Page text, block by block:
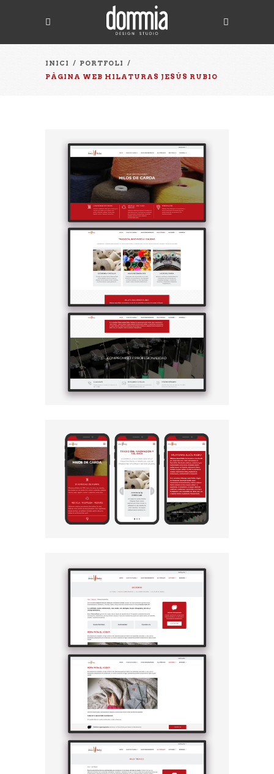
INICI / PORTFOLI /
PÀGINA WEB HILATURAS JESÚS RUBIO